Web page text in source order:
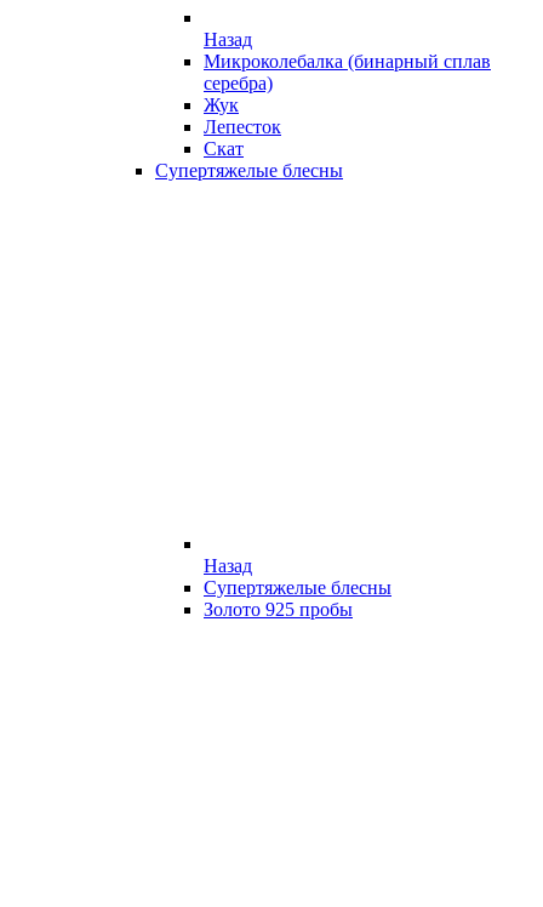
Назад
Микроколебалка (бинарный сплав
серебра)
Жук
Лепесток
Скат
Супертяжелые блесны
Назад
Супертяжелые блесны
Золото 925 пробы